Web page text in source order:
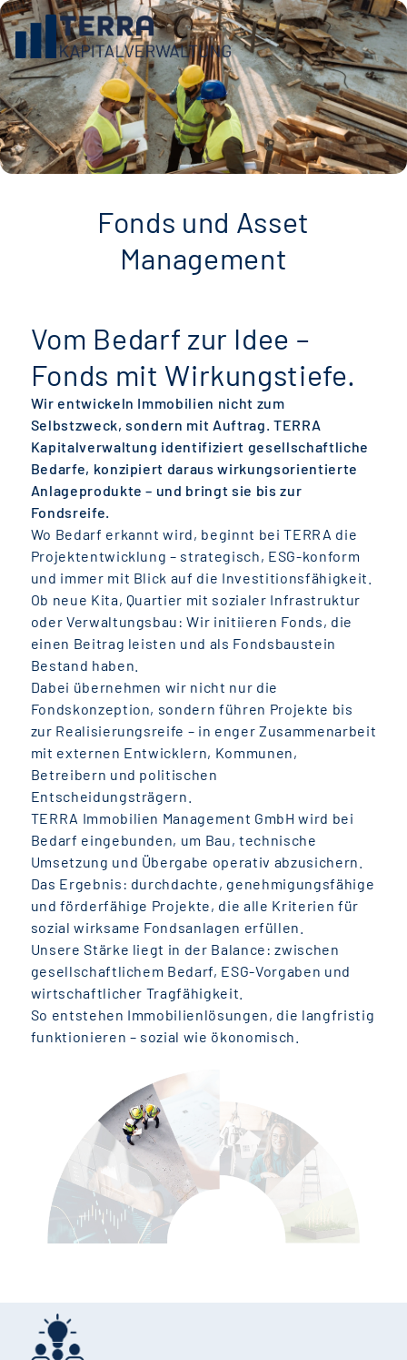
Fonds und Asset
Management
Vom Bedarf zur Idee –
Fonds mit Wirkungstiefe.
Wir entwickeln Immobilien nicht zum
Selbstzweck, sondern mit Auftrag. TERRA
Kapitalverwaltung identifiziert gesellschaftliche
Bedarfe, konzipiert daraus wirkungsorientierte
Anlageprodukte – und bringt sie bis zur
Fondsreife.
Wo Bedarf erkannt wird, beginnt bei TERRA die
Projektentwicklung – strategisch, ESG-konform
und immer mit Blick auf die Investitionsfähigkeit.
Ob neue Kita, Quartier mit sozialer Infrastruktur
oder Verwaltungsbau: Wir initiieren Fonds, die
einen Beitrag leisten und als Fondsbaustein
Bestand haben.
Dabei übernehmen wir nicht nur die
Fondskonzeption, sondern führen Projekte bis
zur Realisierungsreife – in enger Zusammenarbeit
mit externen Entwicklern, Kommunen,
Betreibern und politischen
Entscheidungsträgern.
TERRA Immobilien Management GmbH wird bei
Bedarf eingebunden, um Bau, technische
Umsetzung und Übergabe operativ abzusichern.
Das Ergebnis: durchdachte, genehmigungsfähige
und förderfähige Projekte, die alle Kriterien für
sozial wirksame Fondsanlagen erfüllen.
Unsere Stärke liegt in der Balance: zwischen
gesellschaftlichem Bedarf, ESG-Vorgaben und
wirtschaftlicher Tragfähigkeit.
So entstehen Immobilienlösungen, die langfristig
funktionieren – sozial wie ökonomisch.